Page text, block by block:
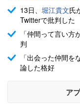
13日、 堀江貴文氏
Twitterで批判した
「仲間って言い
判
「出会った仲間
論した格好
ア